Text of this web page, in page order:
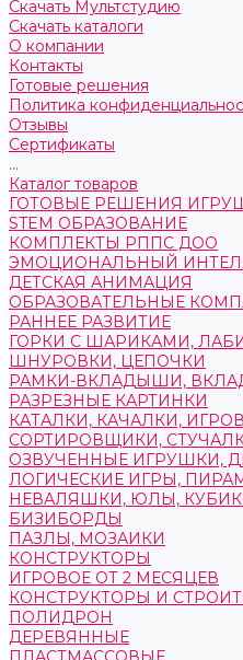
Скачать Мультстудию
Скачать каталоги
О компании
Контакты
Готовые решения
Политика
Отзывы
Сертификаты
...
Каталог товаров
ГОТОВЫЕ РЕШЕНИЯ
STEM ОБРАЗОВАНИЕ
КОМПЛЕКТЫ РППС ДОО
ЭМОЦИОНАЛЬНЫЙ
ДЕТСКАЯ АНИМАЦИЯ
ОБРАЗОВАТЕЛЬНЫЕ
РАННЕЕ РАЗВИТИЕ
ГОРКИ С ШАРИКАМИ,
ШНУРОВКИ, ЦЕПОЧКИ
РАМКИ-ВКЛАДЫШИ,
РАЗРЕЗНЫЕ КАРТИНКИ
КАТАЛКИ, КАЧАЛКИ,
СОРТИРОВЩИКИ,
ОЗВУЧЕННЫЕ ИГРУШКИ,
ЛОГИЧЕСКИЕ ИГРЫ,
НЕВАЛЯШКИ, ЮЛЫ,
БИЗИБОРДЫ
ПАЗЛЫ, МОЗАИКИ
КОНСТРУКТОРЫ
ИГРОВОЕ ОТ 2 МЕСЯЦЕВ
КОНСТРУКТОРЫ И
ПОЛИДРОН
ДЕРЕВЯННЫЕ